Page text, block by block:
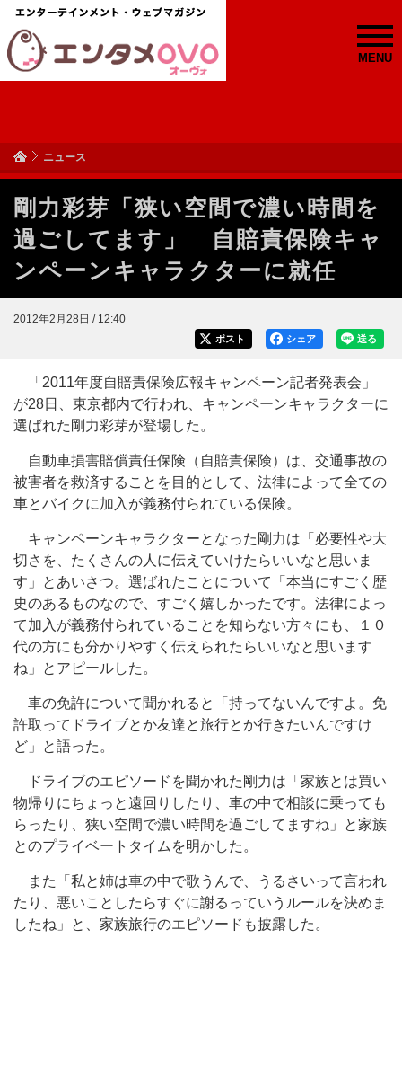
MENU
ニュース
剛力彩芽「狭い空間で濃い時間を
過ごしてます」 自賠責保険キャ
ンペーンキャラクターに就任
2012年2月28日 / 12:40
送る
シェア
ポスト
「2011年度自賠責保険広報キャンペーン記者発表会」
が28日、東京都内で行われ、キャンペーンキャラクターに
選ばれた剛力彩芽が登場した。
自動車損害賠償責任保険（自賠責保険）は、交通事故の
被害者を救済することを目的として、法律によって全ての
車とバイクに加入が義務付られている保険。
キャンペーンキャラクターとなった剛力は「必要性や大
切さを、たくさんの人に伝えていけたらいいなと思いま
す」とあいさつ。選ばれたことについて「本当にすごく歴
史のあるものなので、すごく嬉しかったです。法律によっ
て加入が義務付られていることを知らない方々にも、１０
代の方にも分かりやすく伝えられたらいいなと思います
ね」とアピールした。
車の免許について聞かれると「持ってないんですよ。免
許取ってドライブとか友達と旅行とか行きたいんですけ
ど」と語った。
ドライブのエピソードを聞かれた剛力は「家族とは買い
物帰りにちょっと遠回りしたり、車の中で相談に乗っても
らったり、狭い空間で濃い時間を過ごしてますね」と家族
とのプライベートタイムを明かした。
また「私と姉は車の中で歌うんで、うるさいって言われ
たり、悪いことしたらすぐに謝るっていうルールを決めま
したね」と、家族旅行のエピソードも披露した。